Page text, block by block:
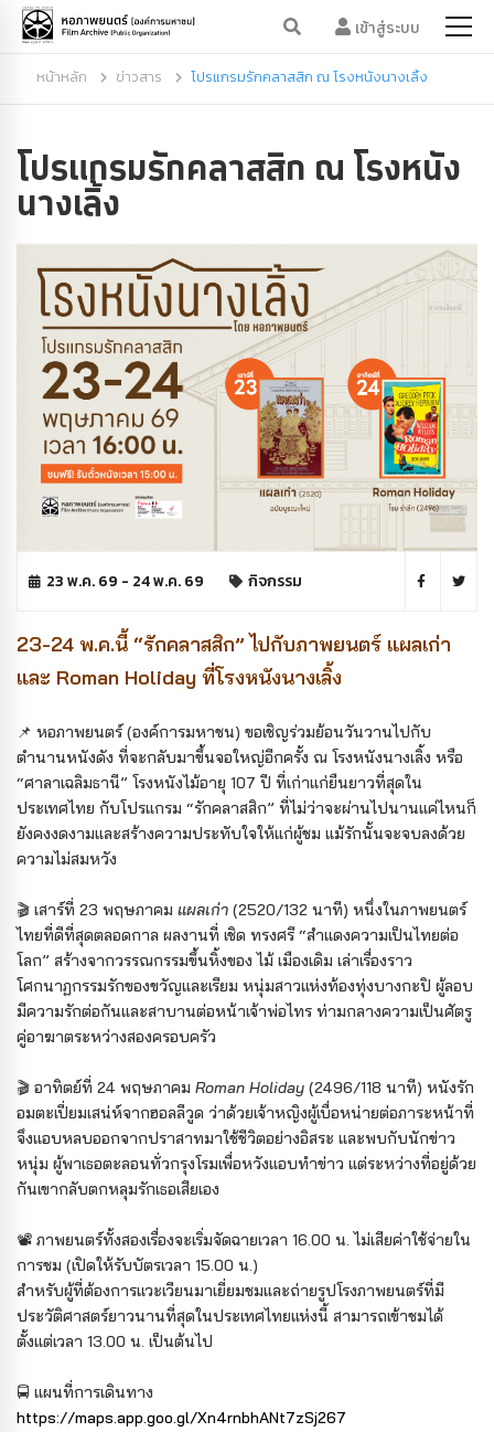
เข้าสู่ระบบ
หน้าหลัก ข่าวสาร โปรแกรมรักคลาสสิก ณ โรงหนังนางเลิ้ง
โปรแกรมรักคลาสสิก ณ โรงหนัง
นางเลิ้ง
23 พ.ค. 69 - 24 พ.ค. 69 กิจกรรม
23-24 พ.ค.นี้ “รักคลาสสิก” ไปกับภาพยนตร์ แผลเก่า
และ Roman Holiday ที่โรงหนังนางเลิ้ง
📌 หอภาพยนตร์ (องค์การมหาชน) ขอเชิญร่วมย้อนวันวานไปกับ
ตำนานหนังดัง ที่จะกลับมาขึ้นจอใหญ่อีกครั้ง ณ โรงหนังนางเลิ้ง หรือ
“ศาลาเฉลิมธานี” โรงหนังไม้อายุ 107 ปี ที่เก่าแก่ยืนยาวที่สุดใน
ประเทศไทย กับโปรแกรม “รักคลาสสิก” ที่ไม่ว่าจะผ่านไปนานแค่ไหนก็
ยังคงงดงามและสร้างความประทับใจให้แก่ผู้ชม แม้รักนั้นจะจบลงด้วย
ความไม่สมหวัง
🎬 เสาร์ที่ 23 พฤษภาคม แผลเก่า (2520/132 นาที) หนึ่งในภาพยนตร์
ไทยที่ดีที่สุดตลอดกาล ผลงานที่ เชิด ทรงศรี “สำแดงความเป็นไทยต่อ
โลก” สร้างจากวรรณกรรมขึ้นหิ้งของ ไม้ เมืองเดิม เล่าเรื่องราว
โศกนาฏกรรมรักของขวัญและเรียม หนุ่มสาวแห่งท้องทุ่งบางกะปิ ผู้ลอบ
มีความรักต่อกันและสาบานต่อหน้าเจ้าพ่อไทร ท่ามกลางความเป็นศัตรู
คู่อาฆาตระหว่างสองครอบครัว
🎬 อาทิตย์ที่ 24 พฤษภาคม Roman Holiday (2496/118 นาที) หนังรัก
อมตะเปี่ยมเสน่ห์จากฮอลลีวูด ว่าด้วยเจ้าหญิงผู้เบื่อหน่ายต่อภาระหน้าที่
จึงแอบหลบออกจากปราสาทมาใช้ชีวิตอย่างอิสระ และพบกับนักข่าว
หนุ่ม ผู้พาเธอตะลอนทั่วกรุงโรมเพื่อหวังแอบทำข่าว แต่ระหว่างที่อยู่ด้วย
กันเขากลับตกหลุมรักเธอเสียเอง
📽️ ภาพยนตร์ทั้งสองเรื่องจะเริ่มจัดฉายเวลา 16.00 น. ไม่เสียค่าใช้จ่ายใน
การชม (เปิดให้รับบัตรเวลา 15.00 น.)
สำหรับผู้ที่ต้องการแวะเวียนมาเยี่ยมชมและถ่ายรูปโรงภาพยนตร์ที่มี
ประวัติศาสตร์ยาวนานที่สุดในประเทศไทยแห่งนี้ สามารถเข้าชมได้
ตั้งแต่เวลา 13.00 น. เป็นต้นไป
🚍 แผนที่การเดินทาง
https://maps.app.goo.gl/Xn4rnbhANt7zSj267